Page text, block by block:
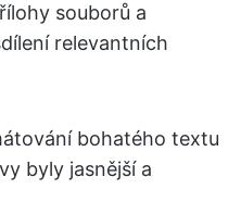
souborů a
relevantních
bohatého textu
byly jasnější a